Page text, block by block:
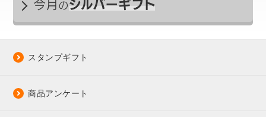
スタンプギフト
商品アンケート